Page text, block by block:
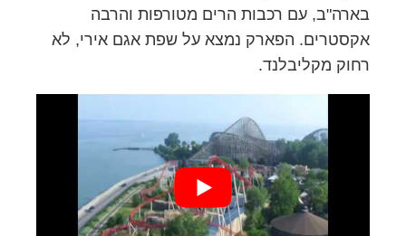
בארה"ב, עם רכבות הרים מטורפות והרבה
אקסטרים. הפארק נמצא על שפת אגם אירי, לא
רחוק מקליבלנד.